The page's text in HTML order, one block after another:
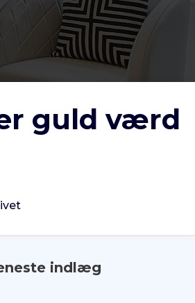
guld værd
indlæg